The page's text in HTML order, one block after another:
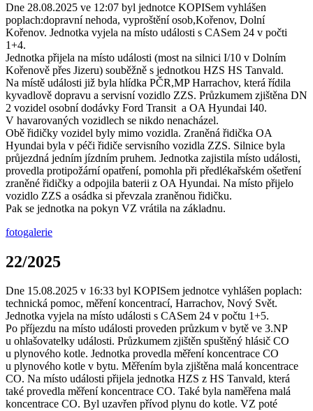
Dne 28.08.2025 ve 12:07 byl jednotce KOPISem vyhlášen
poplach:dopravní nehoda, vyproštění osob,Kořenov, Dolní
Kořenov. Jednotka vyjela na místo události s CASem 24 v počti
1+4.
Jednotka přijela na místo události (most na silnici I/10 v Dolním
Kořenově přes Jizeru) souběžně s jednotkou HZS HS Tanvald.
Na místě události již byla hlídka PČR,MP Harrachov, která řídila
kyvadlově dopravu a servisní vozidlo ZZS. Průzkumem zjištěna DN
2 vozidel osobní dodávky Ford Transit a OA Hyundai I40.
V havarovaných vozidlech se nikdo nenacházel.
Obě řidičky vozidel byly mimo vozidla. Zraněná řidička OA
Hyundai byla v péči řidiče servisního vozidla ZZS. Silnice byla
průjezdná jedním jízdním pruhem. Jednotka zajistila místo události,
provedla protipožární opatření, pomohla při předlékařském ošetření
zraněné řidičky a odpojila baterii z OA Hyundai. Na místo přijelo
vozidlo ZZS a osádka si převzala zraněnou řidičku.
Pak se jednotka na pokyn VZ vrátila na základnu.
fotogalerie
22/2025
Dne 15.08.2025 v 16:33 byl KOPISem jednotce vyhlášen poplach:
technická pomoc, měření koncentrací, Harrachov, Nový Svět.
Jednotka vyjela na místo události s CASem 24 v počtu 1+5.
Po příjezdu na místo události proveden průzkum v bytě ve 3.NP
u ohlašovatelky události. Průzkumem zjištěn spuštěný hlásič CO
u plynového kotle. Jednotka provedla měření koncentrace CO
u plynového kotle v bytu. Měřením byla zjištěna malá koncentrace
CO. Na místo události přijela jednotka HZS z HS Tanvald, která
také provedla měření koncentrace CO. Také byla naměřena malá
koncentrace CO. Byl uzavřen přívod plynu do kotle. VZ poté